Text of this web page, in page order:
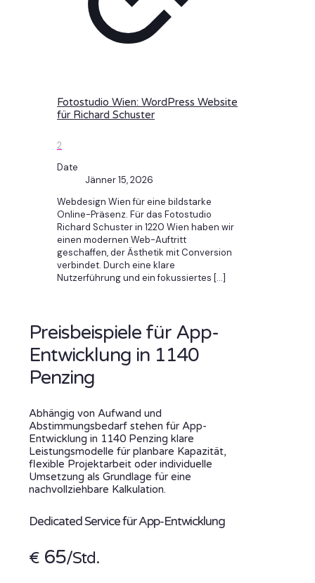
Fotostudio Wien: WordPress Website
für Richard Schuster
2
Date
Jänner 15, 2026
Webdesign Wien für eine bildstarke
Online-Präsenz. Für das Fotostudio
Richard Schuster in 1220 Wien haben wir
einen modernen Web-Auftritt
geschaffen, der Ästhetik mit Conversion
verbindet. Durch eine klare
Nutzerführung und ein fokussiertes […]
Preisbeispiele für App-
Entwicklung in 1140
Penzing
Abhängig von Aufwand und
Abstimmungsbedarf stehen für App-
Entwicklung in 1140 Penzing klare
Leistungsmodelle für planbare Kapazität,
flexible Projektarbeit oder individuelle
Umsetzung als Grundlage für eine
nachvollziehbare Kalkulation.
Dedicated Service für App-Entwicklung
€ 65/Std.